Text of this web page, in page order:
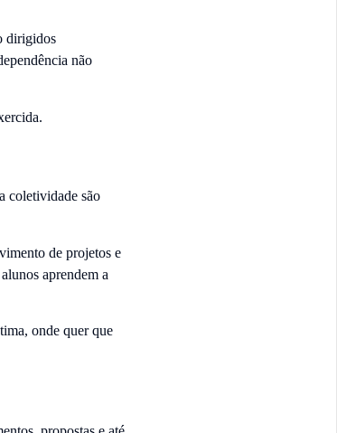
dirigidos
não
coletividade são
de projetos e
aprendem a
onde quer que